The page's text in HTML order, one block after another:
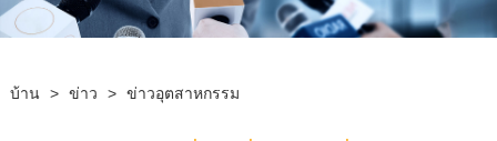
บ้าน > ข่าว > ข่าวอุตสาหกรรม